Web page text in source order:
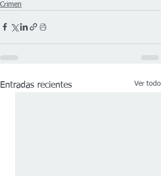
Crimen
Entradas recientes Ver todo